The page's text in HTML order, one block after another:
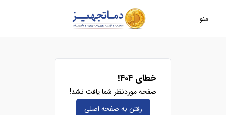
منو
خطای ۴۰۴!
صفحه موردنظر شما یافت نشد!
رفتن به صفحه‌ اصلی